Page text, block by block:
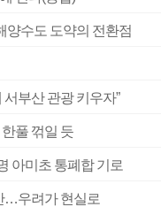
양수도 도약의 전환점
서부산 관광 키우자”
풀 꺾일 듯
아미초 통폐합 기로
…우려가 현실로